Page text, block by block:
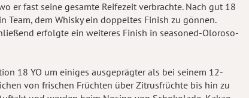
er fast seine gesamte Reifezeit verbrachte. Nach gut 18
Team, dem Whisky ein doppeltes Finish zu gönnen.
erfolgte ein weiteres Finish in seasoned-Oloroso-
18 YO um einiges ausgeprägter als bei seinem 12-
von frischen Früchten über Zitrusfrüchte bis hin zu